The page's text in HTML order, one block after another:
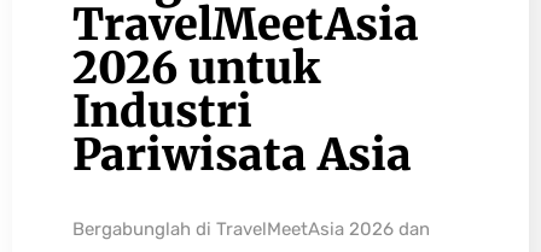
TravelMeetAsia
2026 untuk
Industri
Pariwisata Asia
Bergabunglah di TravelMeetAsia 2026 dan